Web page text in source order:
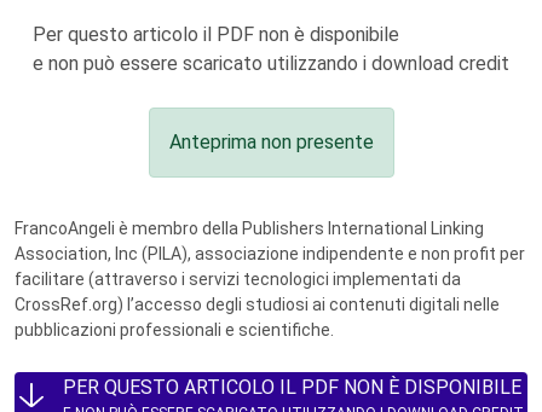
Per questo articolo il PDF non è disponibile
e non può essere scaricato utilizzando i download credit
Anteprima non presente
FrancoAngeli è membro della Publishers International Linking
Association, Inc (PILA), associazione indipendente e non profit per
facilitare (attraverso i servizi tecnologici implementati da
CrossRef.org) l’accesso degli studiosi ai contenuti digitali nelle
pubblicazioni professionali e scientifiche.
PER QUESTO ARTICOLO IL PDF NON È DISPONIBILE